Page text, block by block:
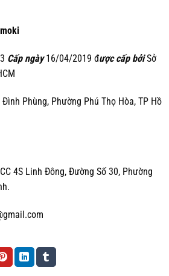
Cấp ngày16/04/2019 được cấp bởiSở
Phùng, Phường Phú Thọ Hòa, TP Hồ
4S Linh Đông, Đường Số 30, Phường